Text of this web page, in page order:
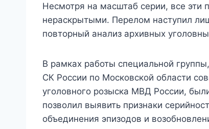
Несмотря на масштаб серии, все эти
нераскрытыми. Перелом наступил
повторный анализ архивных
В рамках работы специальной
СК России по Московской области
уголовного розыска МВД России,
позволил выявить признаки
объединения эпизодов и